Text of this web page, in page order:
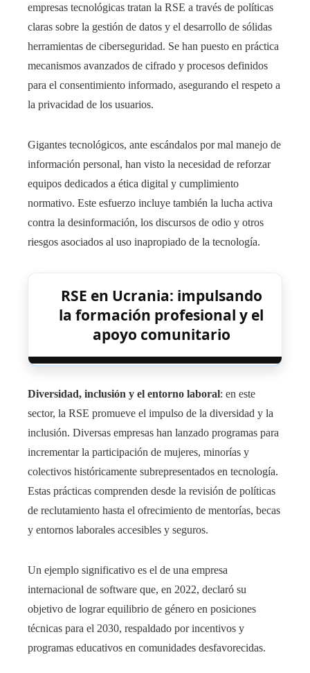
empresas tecnológicas tratan la RSE a través de políticas
claras sobre la gestión de datos y el desarrollo de sólidas
herramientas de ciberseguridad. Se han puesto en práctica
mecanismos avanzados de cifrado y procesos definidos
para el consentimiento informado, asegurando el respeto a
la privacidad de los usuarios.
Gigantes tecnológicos, ante escándalos por mal manejo de
información personal, han visto la necesidad de reforzar
equipos dedicados a ética digital y cumplimiento
normativo. Este esfuerzo incluye también la lucha activa
contra la desinformación, los discursos de odio y otros
riesgos asociados al uso inapropiado de la tecnología.
RSE en Ucrania: impulsando
la formación profesional y el
apoyo comunitario
Diversidad, inclusión y el entorno laboral: en este
sector, la RSE promueve el impulso de la diversidad y la
inclusión. Diversas empresas han lanzado programas para
incrementar la participación de mujeres, minorías y
colectivos históricamente subrepresentados en tecnología.
Estas prácticas comprenden desde la revisión de políticas
de reclutamiento hasta el ofrecimiento de mentorías, becas
y entornos laborales accesibles y seguros.
Un ejemplo significativo es el de una empresa
internacional de software que, en 2022, declaró su
objetivo de lograr equilibrio de género en posiciones
técnicas para el 2030, respaldado por incentivos y
programas educativos en comunidades desfavorecidas.